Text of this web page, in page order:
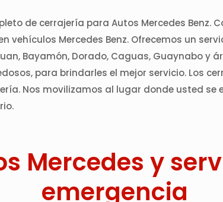
de cerrajería para Autos Mercedes
Mercedes Benz. Ofrecemos un
Bayamón, Dorado, Caguas, Guaynabo y
para brindarles el mejor servicio. Los
Nos movilizamos al lugar donde usted
Mercedes y
emergencia